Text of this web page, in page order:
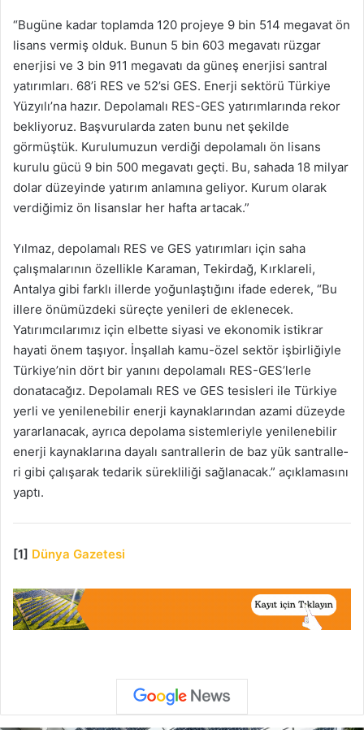
“Bugüne kadar toplamda 120 projeye 9 bin 514 megavat ön
li­sans vermiş olduk. Bunun 5 bin 603 megavatı rüzgar
enerjisi ve 3 bin 911 megavatı da güneş ener­jisi santral
yatırımları. 68’i RES ve 52’si GES. Enerji sektörü Tür­kiye
Yüzyılı’na hazır. Depolama­lı RES-GES yatırımlarında re­kor
bekliyoruz. Başvurularda za­ten bunu net şekilde
görmüştük. Kurulumuzun verdiği depola­malı ön lisans
kurulu gücü 9 bin 500 megavatı geçti. Bu, sahada 18 milyar
dolar düzeyinde yatırım anlamına geliyor. Kurum olarak
verdiğimiz ön lisanslar her hafta artacak.”
Yılmaz, depolamalı RES ve GES ya­tırımları için saha
çalışmaları­nın özellikle Karaman, Tekirdağ, Kırklareli,
Antalya gibi farklı il­lerde yoğunlaştığını ifade ederek, “Bu
illere önümüzde­ki süreçte yenileri de eklenecek.
Yatırımcılarımız için elbette si­yasi ve ekonomik istikrar
hayati önem taşıyor. İnşallah kamu-ö­zel sektör işbirliğiyle
Türki­ye’nin dört bir yanını depolama­lı RES-GES’lerle
donatacağız. Depolamalı RES ve GES tesisle­ri ile Türkiye
yerli ve yenilenebi­lir enerji kaynaklarından azami düzeyde
yararlanacak, ayrıca de­polama sistemleriyle yenilene­bilir
enerji kaynaklarına dayalı santrallerin de baz yük santralle­
ri gibi çalışarak tedarik sürekli­liği sağlanacak.” açıklamasını
yaptı.
[1] Dünya Gazetesi